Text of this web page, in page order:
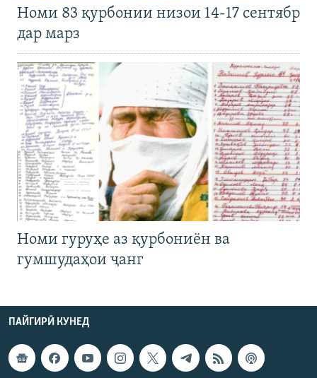
Номи 83 қурбонии низои 14-17 сентябр
дар марз
Номи гуруҳе аз қурбониён ва
гумшудаҳои ҷанг
ПАЙГИРӢ КУНЕД